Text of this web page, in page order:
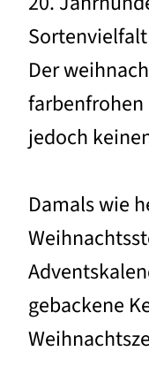
Der
jedoch
Damals wie
gebackene